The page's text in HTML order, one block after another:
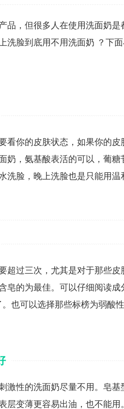
品，但很多人在使用洗面奶是
洗脸到底用不用洗面奶 ？下
看你的皮肤状态，如果你的
奶，氨基酸表活的可以，葡
洗脸，晚上洗脸也是只能用
超过三次，尤其是对于那些
皂的为最佳。可以仔细阅读
也可以选择那些标榜为弱酸
激性的洗面奶尽量不用。皂
层变薄更容易出油，也不能